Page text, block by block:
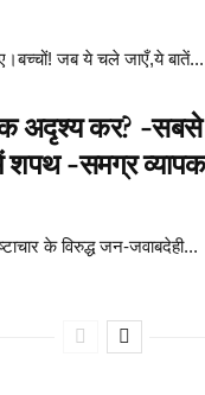
जब ये चले जाएँ,ये बातें...
अदृश्य कर? -सबसे
शपथ -समग्र
के विरुद्ध जन-जवाबदेही...